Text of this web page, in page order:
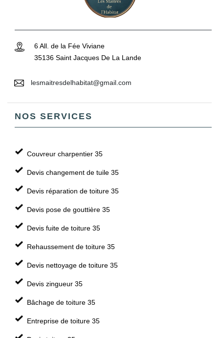
6 All. de la Fée Viviane
35136 Saint Jacques De La Lande
lesmaitresdelhabitat@gmail.com
NOS SERVICES
Couvreur charpentier 35
Devis changement de tuile 35
Devis réparation de toiture 35
Devis pose de gouttière 35
Devis fuite de toiture 35
Rehaussement de toiture 35
Devis nettoyage de toiture 35
Devis zingueur 35
Bâchage de toiture 35
Entreprise de toiture 35